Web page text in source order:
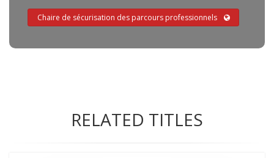
Chaire de sécurisation des parcours professionnels
RELATED TITLES